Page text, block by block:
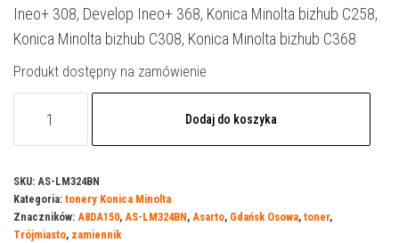
Ineo+ 308, Develop Ineo+ 368, Konica Minolta bizhub C258,
Konica Minolta bizhub C308, Konica Minolta bizhub C368
Produkt dostępny na zamówienie
do
Konica-
Minolta
Dodaj do koszyka
SKU: AS-LM324BN
Kategoria: tonery Konica Minolta
Znaczników: A8DA150, AS-LM324BN, Asarto, Gdańsk Osowa, toner,
Trójmiasto, zamiennik